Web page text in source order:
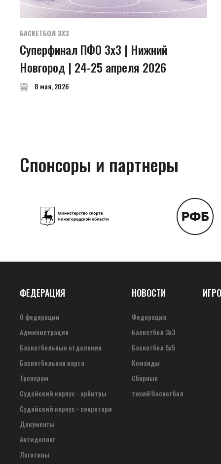
БАСКЕТБОЛ 3Х3
Суперфинал ПФО 3х3 | Нижний
Новгород | 24-25 апреля 2026
8 мая, 2026
Спонсоры и партнеры
ФЕДЕРАЦИЯ
О федерации
Администрация
Баскетбольные отделения
Баскетбольная карта
Тренерам
Судейский корпус - арбитры
Судейский корпус - секретари
Документы
Антидопинг
Логотипы
НОВОСТИ
Федерация
Баскетбол 3х3
Баскетбол 5х5
Команды
Сборные
тихий!баскетбол